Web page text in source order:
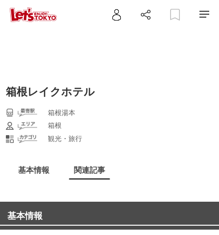
箱根レイクホテル
箱根湯本
箱根
観光・旅行
基本情報 関連記事
基本情報